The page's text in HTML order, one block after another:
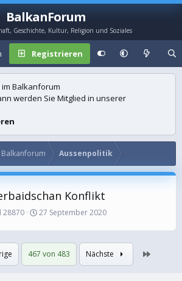
BalkanForum
Geschichte, Kultur, Religion und Soziales
Registrieren
Balkanforum
werden Sie Mitglied in unserer
Balkanforum Aussenpolitik
Konflikt
28870
E
s
t
e
l
27 September 2020
467 von 483 Nächste